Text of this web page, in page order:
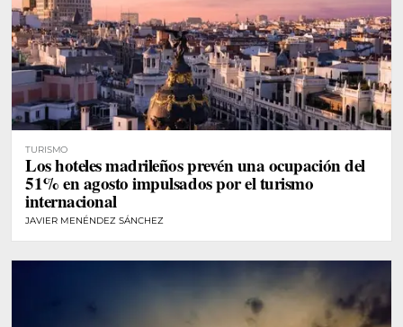
TURISMO
Los hoteles madrileños prevén una ocupación del
51% en agosto impulsados por el turismo
internacional
JAVIER MENÉNDEZ SÁNCHEZ